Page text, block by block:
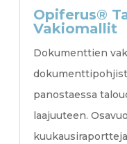
Opiferus®
Vakiomallit
Dokumenttien
panostaessa
laajuuteen.